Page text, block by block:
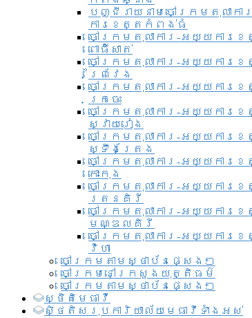
បញ្ជីរាយនាមចៅក្រមតុលាក
ការខេត្តកំពង់ធំ
ចៅក្រមតុលាការ-អយ្យការខេ
ពោធិ៍សាត់
ចៅក្រមតុលាការ-អយ្យការខេ
ព្រៃវែង
ចៅក្រមតុលាការ-អយ្យការខេ
ក្រចេះ
ចៅក្រមតុលាការ-អយ្យការខេ
ស្វាយរៀង
ចៅក្រមតុលាការ-អយ្យការខេ
ស្ទឹងត្រែង
ចៅក្រមតុលាការ-អយ្យការខេ
កោះកុង
ចៅក្រមតុលាការ-អយ្យការខេ
រតនគិរី
ចៅក្រមតុលាការ-អយ្យការខេ
មណ្ឌលគិរី
ចៅក្រមតុលាការ-អយ្យការខ
វិហា
ចៅក្រមតាមស្ថាប័នផ្សេងៗ
ចៅក្រមនៅក្រសួងយុត្តិធម៌
ចៅក្រមតាមស្ថាប័នផ្សេងៗ
ស្ថិតិមេធាវី
សិ្ថតិសរុបការិយាល័យមេធាវីទាំងអស់​